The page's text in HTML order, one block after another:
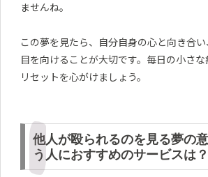
ませんね。
この夢を見たら、自分自身の心と向き合
目を向けることが大切です。毎日の小さ
リセットを心がけましょう。
他人が殴られるのを見る夢の
う人におすすめのサービスは？